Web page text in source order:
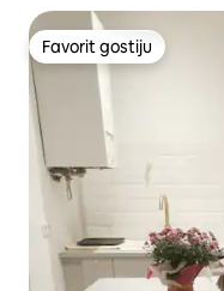
Favorit gostiju
Favorit gostiju